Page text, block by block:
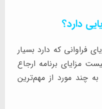
دارد؟
فراوانی که دارد بسیار
مزایای برنامه ارجاع
به چند مورد از مهم‌ترین